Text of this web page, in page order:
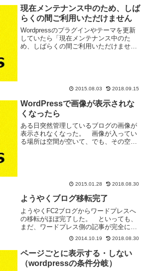
現在メンテナンス中のため、しば
らくの間ご利用いただけません
Wordpressのプラグインやテーマを更新
していたら「現在メンテナンス中のた
め、しばらくの間ご利用いただけませ
2015.08.03 2018.09.15
WordPressで画像が表示されな
くなったら
ある日突然管理しているブログの画像が
表示されなくなった。 画像が入ってい
る場所は空間が空いて、でも、その空間
2015.01.28 2018.08.30
ようやくブログ移転完了
ようやくFC2ブログからワードプレスへ
の移転がほぼ完了した。 といっても、
まだ、ワードプレス側の記事が完全には
修正していないんだけど。 タグとかカ
テゴリーとか、ほとんどの記事は未分類
のまま。 記事の修正は、少しずつして
行くつもりだ。 今日は...
2014.10.19 2018.08.30
ページごとに表示する・しない
（wordpressの条件分岐）